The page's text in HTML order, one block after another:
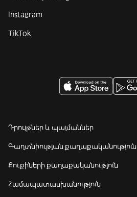
Instagram
TikTok
Դրույթներ և պայմաններ
Գաղտնիության քաղաքականություն
Քուքիների քաղաքականություն
Համապատասխանություն